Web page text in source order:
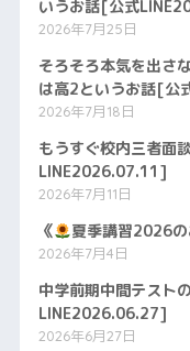
いうお話[公式
2026年7月25日
そろそろ本気を出さ
は高2というお話[
2026年7月18日
もうすぐ校内三者面
LINE2026.07.11]
2026年7月11日
《 夏季講習2026
2026年7月4日
中学前期中間テスト
LINE2026.06.27]
2026年6月27日